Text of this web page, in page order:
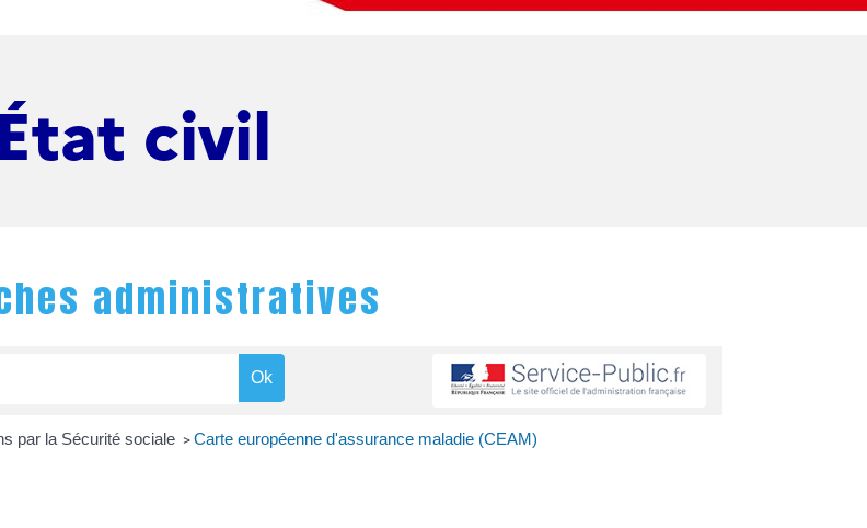
civil
administratives
par la Sécurité sociale > Carte européenne d'assurance maladie (CEAM)